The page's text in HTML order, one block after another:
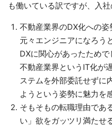
も働いている訳ですが、入社
不動産業界のDX化への
元々エンジニアになろう
DXに関心があったためで
不動産業界というIT化が
ステムを外部委託せずに
ようという姿勢に魅力を
そもそもの転職理由であ
い」欲をガッツリ満たせ